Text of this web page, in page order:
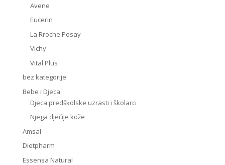
Avene
Eucerin
La Rroche Posay
Vichy
Vital Plus
bez kategorije
Bebe i Djeca
Djeca predškolske uzrasti i školarci
Njega dječije kože
Amsal
Dietpharm
Essensa Natural